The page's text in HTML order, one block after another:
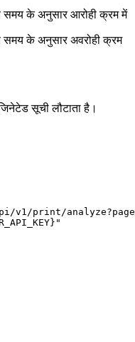
समय के अनुसार आरोही क्रम में
समय के अनुसार अवरोही क्रम
सूची लौटाता है।
v1/print/